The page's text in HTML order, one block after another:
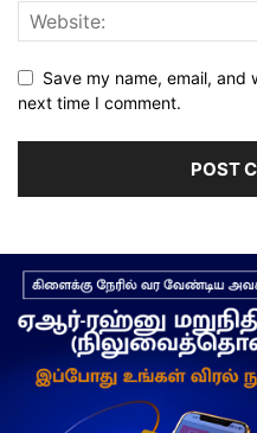
Save my name, email,
next time I comment.